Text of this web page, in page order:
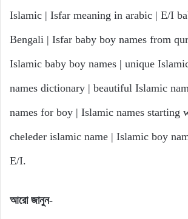
Islamic | Isfar meaning in arabic | E/I
Bengali | Isfar baby boy names from
Islamic baby boy names | unique
names dictionary | beautiful Islamic
names for boy | Islamic names starting
cheleder islamic name | Islamic boy
E/I.
আরোজানুন-